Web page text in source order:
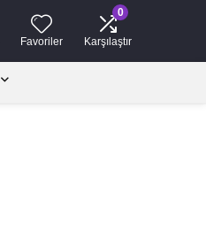
Favoriler
0
Karşılaştır